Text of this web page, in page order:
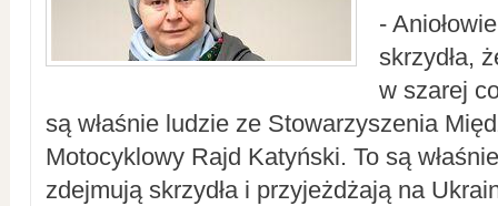
-
skrzydła,
w szarej
są właśnie ludzie ze Stowarzyszenia
Motocyklowy Rajd Katyński. To są
zdejmują skrzydła i przyjeżdżają na